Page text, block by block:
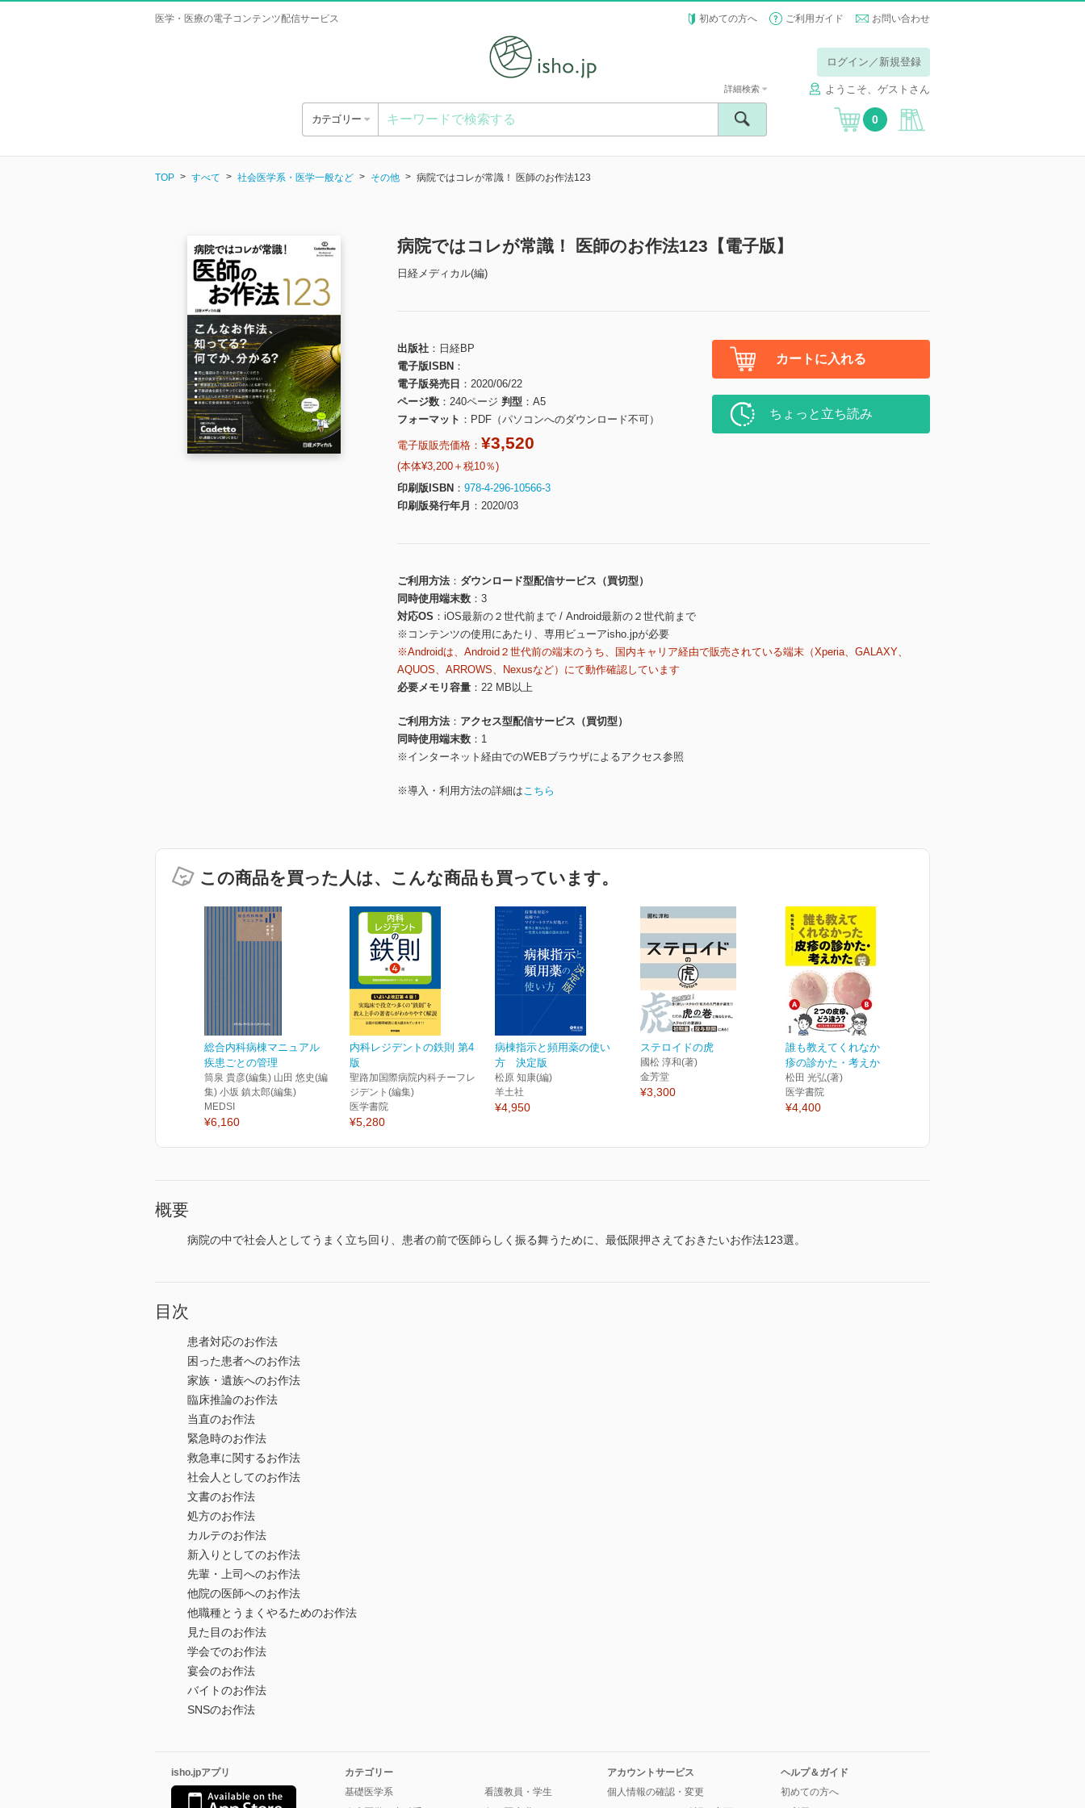
医学・医療の電子コンテンツ配信サービス 初めての方へ ご利用ガイド お問い合わせ
ログイン／新規登録
ようこそ、ゲストさん
カテゴリー
詳細検索
0
TOP すべて 社会医学系・医学一般など その他 病院ではコレが常識！ 医師のお作法123
病院ではコレが常識！ 医師のお作法123【電子版】
日経メディカル(編)
出版社
日経BP
電子版ISBN
電子版発売日
2020/06/22
ページ数
240ページ 判型
A5
フォーマット
PDF（パソコンへのダウンロード不可）
電子版販売価格： ¥3,520
(本体¥3,200＋税10％)
印刷版ISBN
978-4-296-10566-3
印刷版発行年月
2020/03
カートに入れる
ちょっと立ち読み
ご利用方法
ダウンロード型配信サービス（買切型）
同時使用端末数
3
対応OS
iOS最新の２世代前まで / Android最新の２世代前まで
※コンテンツの使用にあたり、専用ビューアisho.jpが必要
※Androidは、Android２世代前の端末のうち、国内キャリア経由で販売されている端末（Xperia、GALAXY、
AQUOS、ARROWS、Nexusなど）にて動作確認しています
必要メモリ容量
22 MB以上
ご利用方法
アクセス型配信サービス（買切型）
同時使用端末数
1
※インターネット経由でのWEBブラウザによるアクセス参照
※導入・利用方法の詳細はこちら
この商品を買った人は、こんな商品も買っています。
総合内科病棟マニュアル
疾患ごとの管理
筒泉 貴彦(編集) 山田 悠史(編
集) 小坂 鎮太郎(編集)
MEDSI
¥6,160
内科レジデントの鉄則 第4
版
聖路加国際病院内科チーフレ
ジデント(編集)
医学書院
¥5,280
病棟指示と頻用薬の使い
方 決定版
松原 知康(編)
羊土社
¥4,950
ステロイドの虎
國松 淳和(著)
金芳堂
¥3,300
誰も教えてくれなかった皮
疹の診かた・考えかた[W...
松田 光弘(著)
医学書院
¥4,400
概要
病院の中で社会人としてうまく立ち回り、患者の前で医師らしく振る舞うために、最低限押さえておきたいお作法123選。
目次
患者対応のお作法
困った患者へのお作法
家族・遺族へのお作法
臨床推論のお作法
当直のお作法
緊急時のお作法
救急車に関するお作法
社会人としてのお作法
文書のお作法
処方のお作法
カルテのお作法
新入りとしてのお作法
先輩・上司へのお作法
他院の医師へのお作法
他職種とうまくやるためのお作法
見た目のお作法
学会でのお作法
宴会のお作法
バイトのお作法
SNSのお作法
isho.jpアプリ
カテゴリー
基礎医学系
看護教員・学生
アカウントサービス
個人情報の確認・変更
ヘルプ＆ガイド
初めての方へ